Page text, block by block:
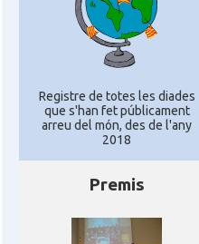
Registre de totes les diades
que s'han fet públicament
arreu del món, des de l'any
2018
Premis